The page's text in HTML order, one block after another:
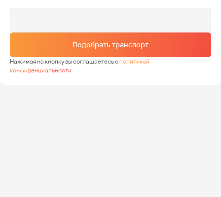
Подобрать транспорт
Нажимая на кнопку вы соглашаетесь сполитикой
конфиденциальности